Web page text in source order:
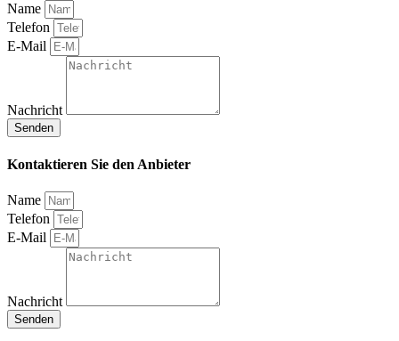
Name
Telefon
E-Mail
Nachricht
Senden
Kontaktieren Sie den Anbieter
Name
Telefon
E-Mail
Nachricht
Senden